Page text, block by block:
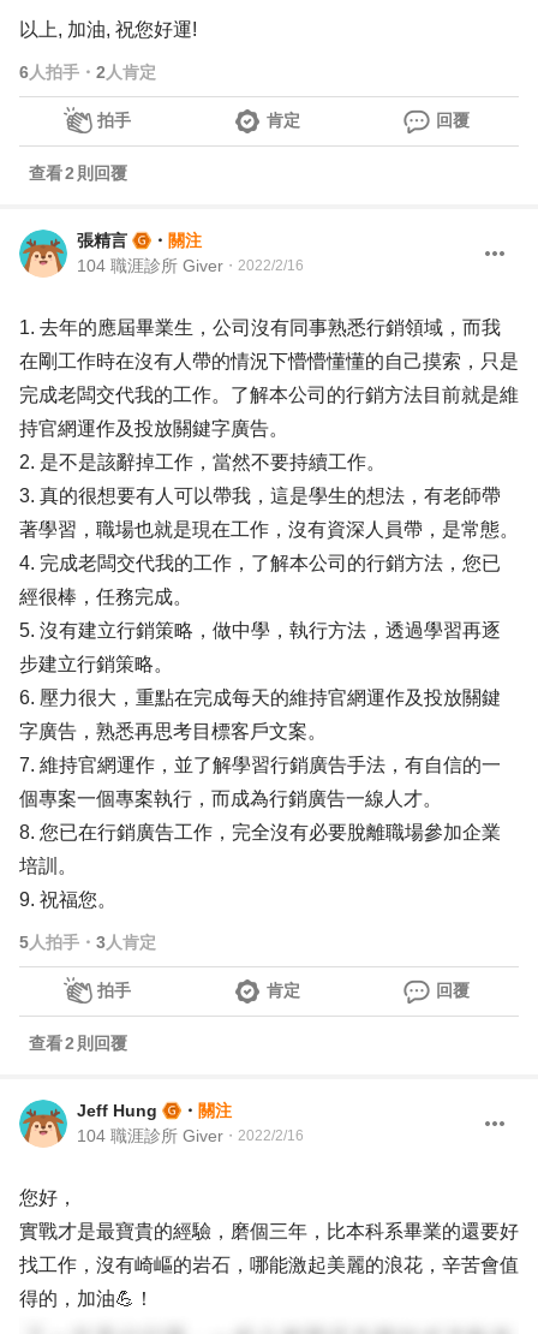
以上, 加油, 祝您好運!
6人拍手 ・ 2 人肯定
拍手 肯定 回覆
查看2 則回覆
張精言 ・ 關注
104 職涯診所 Giver ・ 2022/2/16
1. 去年的應屆畢業生，公司沒有同事熟悉行銷領域，而我
在剛工作時在沒有人帶的情況下懵懵懂懂的自己摸索，只是
完成老闆交代我的工作。了解本公司的行銷方法目前就是維
持官網運作及投放關鍵字廣告。
2. 是不是該辭掉工作，當然不要持續工作。
3. 真的很想要有人可以帶我，這是學生的想法，有老師帶
著學習，職場也就是現在工作，沒有資深人員帶，是常態。
4. 完成老闆交代我的工作，了解本公司的行銷方法，您已
經很棒，任務完成。
5. 沒有建立行銷策略，做中學，執行方法，透過學習再逐
步建立行銷策略。
6. 壓力很大，重點在完成每天的維持官網運作及投放關鍵
字廣告，熟悉再思考目標客戶文案。
7. 維持官網運作，並了解學習行銷廣告手法，有自信的一
個專案一個專案執行，而成為行銷廣告一線人才。
8. 您已在行銷廣告工作，完全沒有必要脫離職場參加企業
培訓。
9. 祝福您。
5人拍手 ・ 3人肯定
拍手 肯定 回覆
查看2 則回覆
Jeff Hung ・ 關注
104 職涯診所 Giver ・ 2022/2/16
您好，
實戰才是最寶貴的經驗，磨個三年，比本科系畢業的還要好
找工作，沒有崎嶇的岩石，哪能激起美麗的浪花，辛苦會值
得的，加油💪！